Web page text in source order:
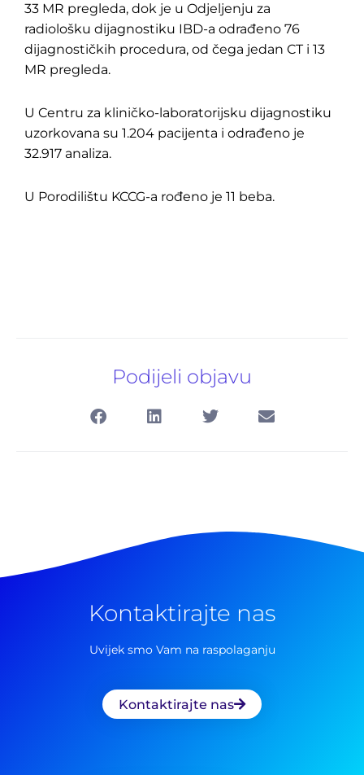
33 MR pregleda, dok je u Odjeljenju za
radiološku dijagnostiku IBD-a odrađeno 76
dijagnostičkih procedura, od čega jedan CT i 13
MR pregleda.
U Centru za kliničko-laboratorijsku dijagnostiku
uzorkovana su 1.204 pacijenta i odrađeno je
32.917 analiza.
U Porodilištu KCCG-a rođeno je 11 beba.
Podijeli objavu
Kontaktirajte nas
Uvijek smo Vam na raspolaganju
Kontaktirajte nas